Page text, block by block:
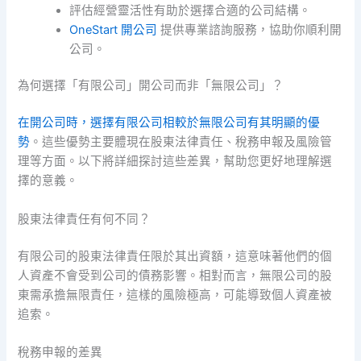
評估經營靈活性有助於選擇合適的公司結構。
OneStart 開公司 提供專業諮詢服務，協助你順利開
公司。
為何選擇「有限公司」開公司而非「無限公司」？
在開公司時，選擇有限公司相較於無限公司有其明顯的優
勢 。這些優勢主要體現在股東法律責任、稅務申報及風險管
理等方面。以下將詳細探討這些差異，幫助您更好地理解選
擇的意義。
股東法律責任有何不同？
有限公司的股東法律責任限於其出資額，這意味著他們的個
人資產不會受到公司的債務影響。相對而言，無限公司的股
東需承擔無限責任，這樣的風險極高，可能導致個人資產被
追索。
稅務申報的差異